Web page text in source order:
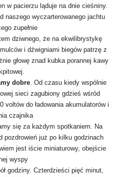
w pacierzu ląduje na dnie cieśniny.
naszego wyczarterowanego jachtu
zupełnie
dziwnego, że na ekwilibrystykę
i dźwigniami biegów patrzę z
głowę znad kubka porannej kawy
dobre. Od czasu kiedy wspólnie
sieci zagubiony gdzieś wśród
voltów do ładowania akumulatorów i
czajnika
się za każdym spotkaniem. Na
pozdrowień już po kilku godzinach
jest iście miniaturowy, obejście
wyspy
godziny. Czterdzieści pięć minut,